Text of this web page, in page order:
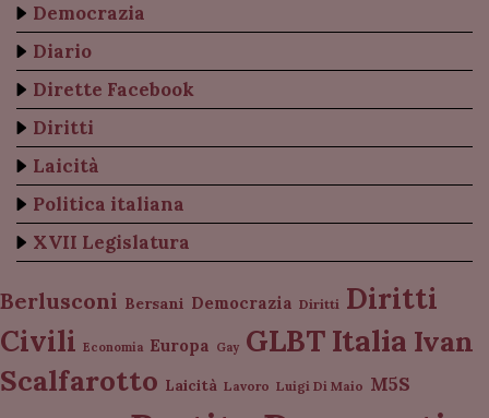
Democrazia
Diario
Dirette Facebook
Diritti
Laicità
Politica italiana
XVII Legislatura
Berlusconi Bersani Democrazia Diritti Diritti
Civili Economia Europa Gay GLBT Italia Ivan
Scalfarotto Laicità Lavoro Luigi Di Maio M5S